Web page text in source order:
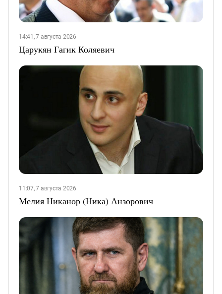
14:41, 7 августа 2026
Царукян Гагик Коляевич
11:07, 7 августа 2026
Мелия Никанор (Ника) Анзорович